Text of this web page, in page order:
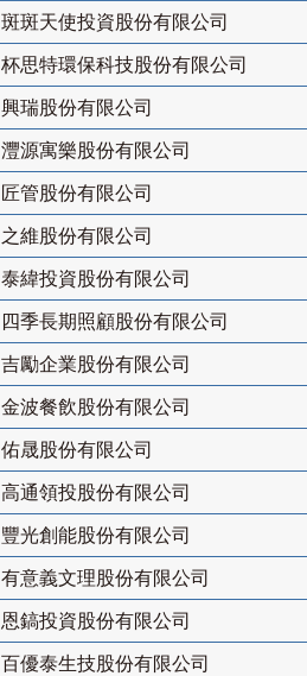
斑斑天使投資股份有限公司
杯思特環保科技股份有限公司
興瑞股份有限公司
灃源寓樂股份有限公司
匠管股份有限公司
之維股份有限公司
泰緯投資股份有限公司
四季長期照顧股份有限公司
吉勵企業股份有限公司
金波餐飲股份有限公司
佑晟股份有限公司
高通領投股份有限公司
豐光創能股份有限公司
有意義文理股份有限公司
恩鎬投資股份有限公司
百優泰生技股份有限公司